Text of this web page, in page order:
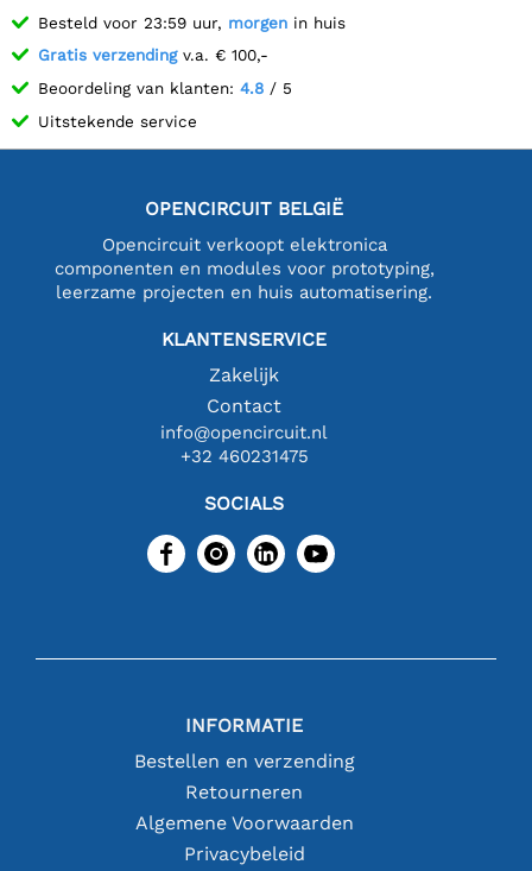
Besteld voor 23:59 uur, morgen in huis
Gratis verzendingv.a. € 100,-
Beoordeling van klanten: 4.8 / 5
Uitstekende service
OPENCIRCUIT BELGIË
Opencircuit verkoopt elektronica
componenten en modules voor prototyping,
leerzame projecten en huis automatisering.
KLANTENSERVICE
Zakelijk
Contact
info@opencircuit.nl
+32 460231475
SOCIALS
INFORMATIE
Bestellen en verzending
Retourneren
Algemene Voorwaarden
Privacybeleid